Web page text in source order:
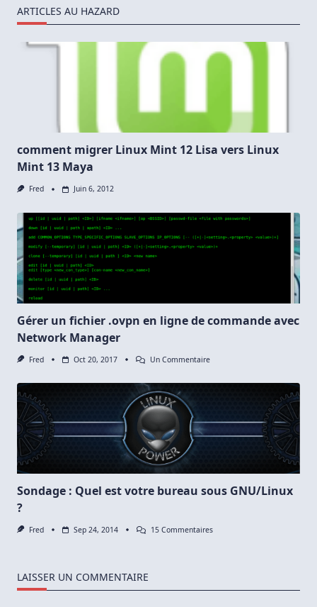
ARTICLES AU HAZARD
comment migrer Linux Mint 12 Lisa vers Linux
Mint 13 Maya
Fred Juin 6, 2012
Gérer un fichier .ovpn en ligne de commande avec
Network Manager
Fred Oct 20, 2017 Un CommentaireSur
Ligne
Manager
Sondage : Quel est votre bureau sous GNU/Linux
?
Fred Sep 24, 2014 15 CommentairesSur
Bureau
LAISSER UN COMMENTAIRE